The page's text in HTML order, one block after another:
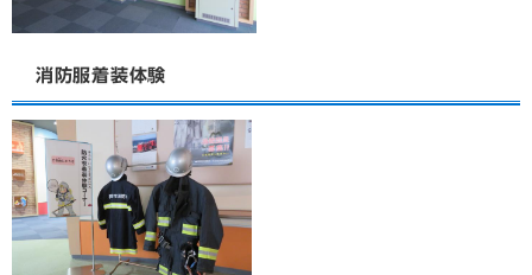
消防服着装体験